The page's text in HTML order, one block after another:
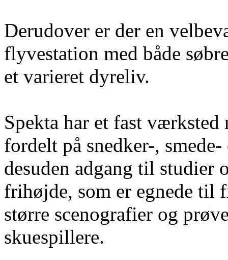
Derudover er der en
flyvestation med både
et varieret dyreliv.
Spekta har et fast
fordelt på snedker-,
desuden adgang til studier
frihøjde, som er egnede til
større scenografier og
skuespillere.